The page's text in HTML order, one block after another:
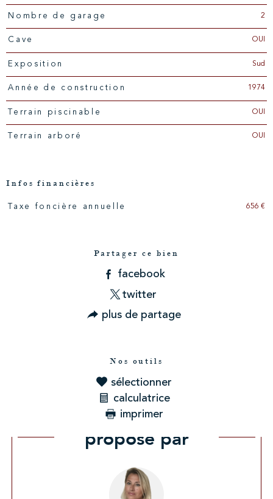
Nombre de garage 2
Cave OUI
Exposition Sud
Année de construction 1974
Terrain piscinable OUI
Terrain arboré OUI
Infos financières
Caractéristiques Valeurs
Taxe foncière annuelle 656 €
Partager ce bien
facebook
twitter
plus de partage
Nos outils
sélectionner
calculatrice
imprimer
Ce bien vous est
proposé par